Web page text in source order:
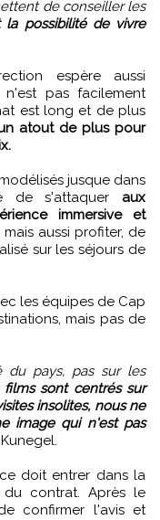
de conseiller les
la possibilité de vivre
espère aussi
pas facilement
est long et de plus
atout de plus pour
jusque dans
de s'attaquer aux
immersive et
aussi profiter, de
sur les séjours de
les équipes de Cap
mais pas de
du pays, pas sur les
films sont centrés sur
insolites, nous ne
image qui n'est pas
doit entrer dans la
du contrat. Après le
confirmer l'avis et